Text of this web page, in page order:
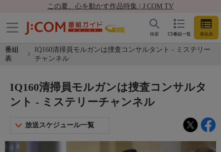
この夏、心を動かす作品特集 | J:COM TV
CS番組一覧 番組表
検索
番組
表
IQ160清掃員モルガンは捜査コンサルタント - ミステリー
チャンネル
IQ160清掃員モルガンは捜査コンサルタ
ント - ミステリーチャンネル
放送スケジュール一覧